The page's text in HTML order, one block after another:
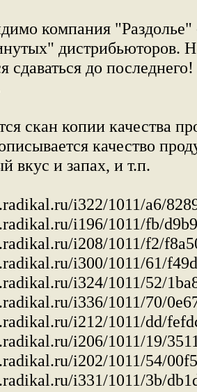
компания "Раздолье"
дистрибьюторов.
сдаваться до
скан копии качества
качество
вкус и запах, и т.п.
i322/1011/a6/
i196/1011/fb/
i208/1011/f2/
i300/1011/61/
i324/1011/52/
i336/1011/70/
i212/1011/dd/
i206/1011/19/
i202/1011/54/
i331/1011/3b/